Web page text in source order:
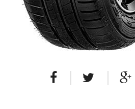
Hliníkové / ALU disky / Elektróny
Plechové